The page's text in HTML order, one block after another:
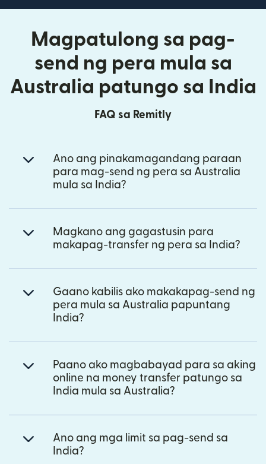
Magpatulong sa pag-
send ng pera mula sa
Australia patungo sa India
FAQ sa Remitly
Ano ang pinakamagandang paraan
para mag-send ng pera sa Australia
mula sa India?
Magkano ang gagastusin para
makapag-transfer ng pera sa India?
Gaano kabilis ako makakapag-send ng
pera mula sa Australia papuntang
India?
Paano ako magbabayad para sa aking
online na money transfer patungo sa
India mula sa Australia?
Ano ang mga limit sa pag-send sa
India?